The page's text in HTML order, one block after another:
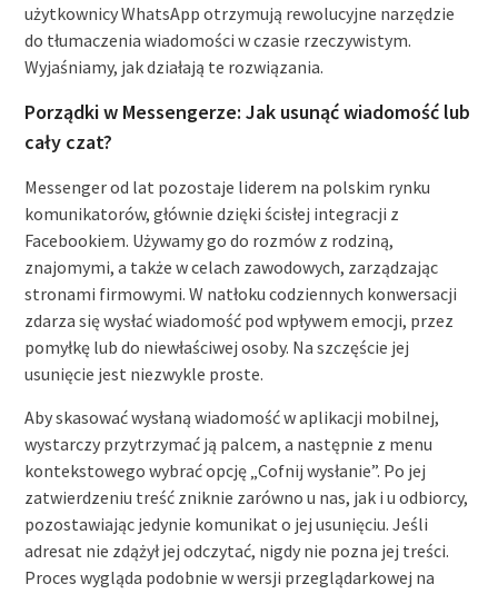
użytkownicy WhatsApp otrzymują rewolucyjne narzędzie
do tłumaczenia wiadomości w czasie rzeczywistym.
Wyjaśniamy, jak działają te rozwiązania.
Porządki w Messengerze: Jak usunąć wiadomość lub
cały czat?
Messenger od lat pozostaje liderem na polskim rynku
komunikatorów, głównie dzięki ścisłej integracji z
Facebookiem. Używamy go do rozmów z rodziną,
znajomymi, a także w celach zawodowych, zarządzając
stronami firmowymi. W natłoku codziennych konwersacji
zdarza się wysłać wiadomość pod wpływem emocji, przez
pomyłkę lub do niewłaściwej osoby. Na szczęście jej
usunięcie jest niezwykle proste.
Aby skasować wysłaną wiadomość w aplikacji mobilnej,
wystarczy przytrzymać ją palcem, a następnie z menu
kontekstowego wybrać opcję „Cofnij wysłanie”. Po jej
zatwierdzeniu treść zniknie zarówno u nas, jak i u odbiorcy,
pozostawiając jedynie komunikat o jej usunięciu. Jeśli
adresat nie zdążył jej odczytać, nigdy nie pozna jej treści.
Proces wygląda podobnie w wersji przeglądarkowej na